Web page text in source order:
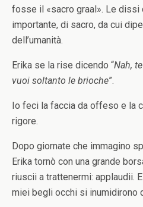
fosse il «sacro graal». Le dissi
importante, di sacro, da cui
dell’umanità.
Erika se la rise dicendo “Nah,
vuoi soltanto le brioche”.
Io feci la faccia da offeso e la
rigore.
Dopo giornate che immagino
Erika tornò con una grande
riuscii a trattenermi: applaudii.
miei begli occhi si inumidirono